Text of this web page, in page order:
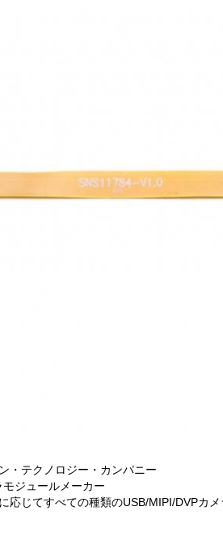
・テクノロジー・カンパニー
ジュールメーカー
応じてすべての種類のUSB/MIPI/DVPカ